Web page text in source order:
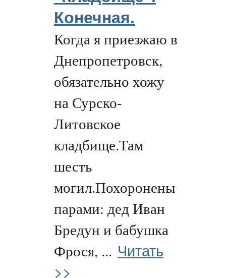
Конечная.
Когда я приезжаю в
Днепропетровск,
обязательно хожу
на Сурско-
Литовское
кладбище.Там
шесть
могил.Похоронены
парами: дед Иван
Бредун и бабушка
Фрося, ... Читать
>>